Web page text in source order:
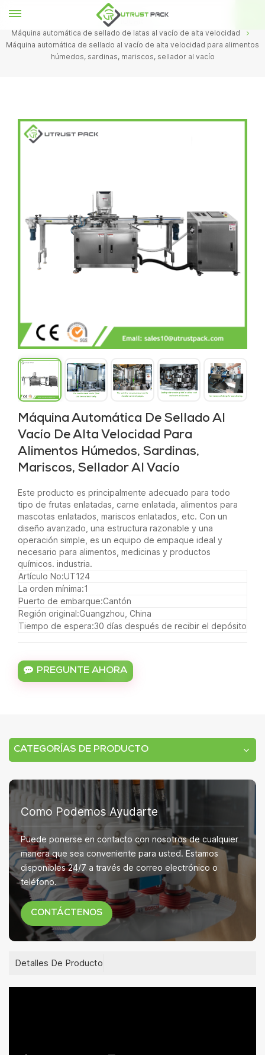
HOGAR
Máquina automática de sellado de latas al vacío de alta velocidad
Máquina automática de sellado al vacío de alta velocidad para alimentos
húmedos, sardinas, mariscos, sellador al vacío
Máquina Automática De Sellado Al
Vacío De Alta Velocidad Para
Alimentos Húmedos, Sardinas,
Mariscos, Sellador Al Vacío
Este producto es principalmente adecuado para todo
tipo de frutas enlatadas, carne enlatada, alimentos para
mascotas enlatados, mariscos enlatados, etc. Con un
diseño avanzado, una estructura razonable y una
operación simple, es un equipo de empaque ideal y
necesario para alimentos, medicinas y productos
químicos. industria.
Artículo No:UT124
La orden mínima:1
Puerto de embarque:Cantón
Región original:Guangzhou, China
Tiempo de espera:30 días después de recibir el depósito
PREGUNTE AHORA
CATEGORÍAS DE PRODUCTO
Como Podemos Ayudarte
Puede ponerse en contacto con nosotros de cualquier
manera que sea conveniente para usted. Estamos
disponibles 24/7 a través de correo electrónico o
teléfono.
CONTÁCTENOS
Detalles De Producto